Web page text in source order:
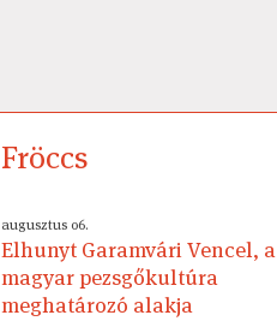
Fröccs
augusztus 06.
Elhunyt Garamvári Vencel, a
magyar pezsgőkultúra
meghatározó alakja